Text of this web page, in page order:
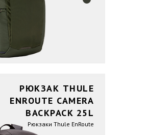
РЮКЗАК THULE
ENROUTE CAMERA
BACKPACK 25L
Рюкзаки Thule EnRoute